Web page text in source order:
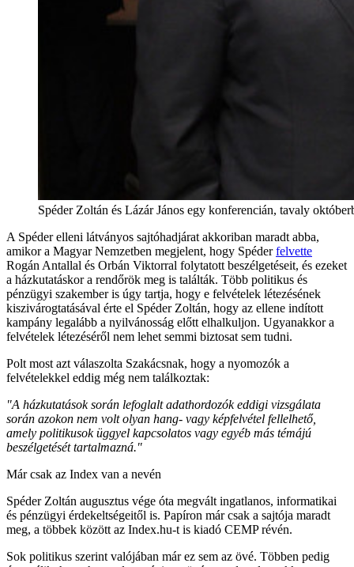
Spéder Zoltán és Lázár János egy konferencián, tavaly
A Spéder elleni látványos sajtóhadjárat akkoriban maradt abba,
amikor a Magyar Nemzetben megjelent, hogy Spéderfelvette
Rogán Antallal és Orbán Viktorral folytatott beszélgetéseit, és ezeket
a házkutatáskor a rendőrök meg is találták. Több politikus és
pénzügyi szakember is úgy tartja, hogy e felvételek létezésének
kiszivárogtatásával érte el Spéder Zoltán, hogy az ellene indított
kampány legalább a nyilvánosság előtt elhalkuljon. Ugyanakkor a
felvételek létezéséről nem lehet semmi biztosat sem tudni.
Polt most azt válaszolta Szakácsnak, hogy a nyomozók a
felvételekkel eddig még nem találkoztak:
"A házkutatások során lefoglalt adathordozók eddigi vizsgálata
során azokon nem volt olyan hang- vagy képfelvétel fellelhető,
amely politikusok üggyel kapcsolatos vagy egyéb más témájú
beszélgetését tartalmazná."
Már csak az Index van a nevén
Spéder Zoltán augusztus vége óta megvált ingatlanos, informatikai
és pénzügyi érdekeltségeitől is. Papíron már csak a sajtója maradt
meg, a többek között az Index.hu-t is kiadó CEMP révén.
Sok politikus szerint valójában már ez sem az övé. Többen pedig